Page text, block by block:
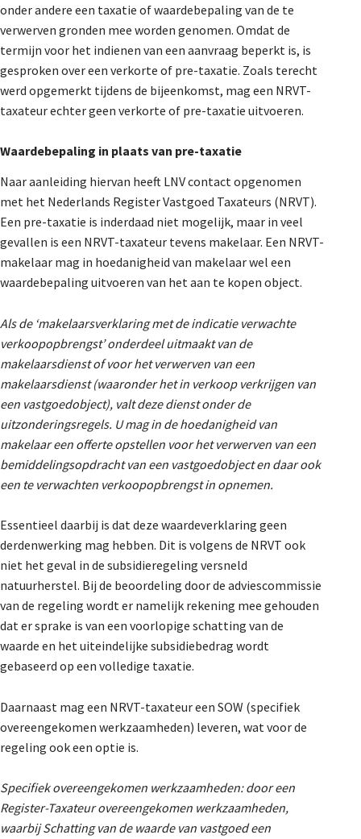
onder andere een taxatie of waardebepaling van de te
verwerven gronden mee worden genomen. Omdat de
termijn voor het indienen van een aanvraag beperkt is, is
gesproken over een verkorte of pre-taxatie. Zoals terecht
werd opgemerkt tijdens de bijeenkomst, mag een NRVT-
taxateur echter geen verkorte of pre-taxatie uitvoeren.
Waardebepaling in plaats van pre-taxatie
Naar aanleiding hiervan heeft LNV contact opgenomen
met het Nederlands Register Vastgoed Taxateurs (NRVT).
Een pre-taxatie is inderdaad niet mogelijk, maar in veel
gevallen is een NRVT-taxateur tevens makelaar. Een NRVT-
makelaar mag in hoedanigheid van makelaar wel een
waardebepaling uitvoeren van het aan te kopen object.
Als de ‘makelaarsverklaring met de indicatie verwachte
verkoopopbrengst’ onderdeel uitmaakt van de
makelaarsdienst of voor het verwerven van een
makelaarsdienst (waaronder het in verkoop verkrijgen van
een vastgoedobject), valt deze dienst onder de
uitzonderingsregels. U mag in de hoedanigheid van
makelaar een offerte opstellen voor het verwerven van een
bemiddelingsopdracht van een vastgoedobject en daar ook
een te verwachten verkoopopbrengst in opnemen.
Essentieel daarbij is dat deze waardeverklaring geen
derdenwerking mag hebben. Dit is volgens de NRVT ook
niet het geval in de subsidieregeling versneld
natuurherstel. Bij de beoordeling door de adviescommissie
van de regeling wordt er namelijk rekening mee gehouden
dat er sprake is van een voorlopige schatting van de
waarde en het uiteindelijke subsidiebedrag wordt
gebaseerd op een volledige taxatie.
Daarnaast mag een NRVT-taxateur een SOW (specifiek
overeengekomen werkzaamheden) leveren, wat voor de
regeling ook een optie is.
Specifiek overeengekomen werkzaamheden: door een
Register-Taxateur overeengekomen werkzaamheden,
waarbij Schatting van de waarde van vastgoed een